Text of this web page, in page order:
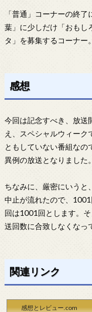
「普通」コーナーの終
葉」に少しだけ「おもし
タ」を募集するコーナー。
感想
今回は記念すべき、放送
え、スペシャルウィーク
ともしていない番組なの
異例の放送となりました。
ちなみに、厳密にいうと
中止が流れたので、
回は1001回とします。
送回数に合致しなくなっ
関連リンク
感想とレビュー.com